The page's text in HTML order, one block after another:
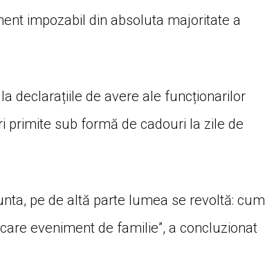
impozabil din absoluta majoritate a
declarațiile de avere ale funcționarilor
primite sub formă de cadouri la zile de
pe de altă parte lumea se revoltă: cum
eveniment de familie”, a concluzionat